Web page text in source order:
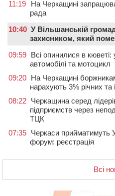
11:19
На Черкащині
рада
10:40 У Вільшанській
захисником, який
09:59 Всі опинилися в
автомобілі та мотоцикл
09:20 На Черкащині
нарахують 3% річних та
08:22 Черкащина серед
підприємств через
ТЦК
07:35 Черкаси прийматимуть
форум: реєстрація
На Чорнобаївщині
держави, але оренду не
Всі